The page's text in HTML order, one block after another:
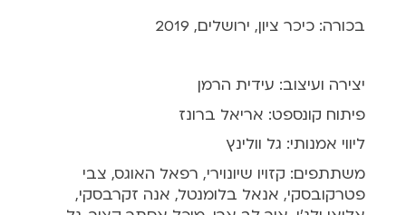
בכורה: כיכר ציון, ירושלים, 2019
יצירה ועיצוב: עידית הרמן
פיתוח קונספט: אריאל ברונז
ליווי אמנותי: גל וולינץ
משתתפים: קזויו שיונוירי, רפאל האוגס, צבי
פטרקובסקי, אנאל בלומנטל, אנה זקרבסקי,